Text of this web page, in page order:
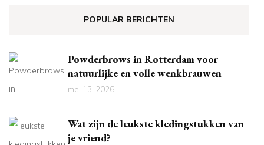
POPULAR BERICHTEN
Powderbrows in Rotterdam voor
natuurlijke en volle wenkbrauwen
mei 13, 2026
Wat zijn de leukste kledingstukken van
je vriend?